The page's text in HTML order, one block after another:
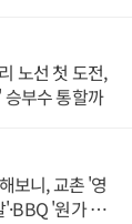
노선 첫 도전,
부수 통할까
보니, 교촌 '영
'원가 부